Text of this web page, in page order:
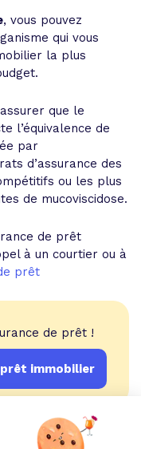
, vous pouvez
qui vous
la plus
que le
l’équivalence de
par
d’assurance des
ou les plus
de mucoviscidose.
de prêt
à un courtier ou à
prêt
de prêt !
immobilier